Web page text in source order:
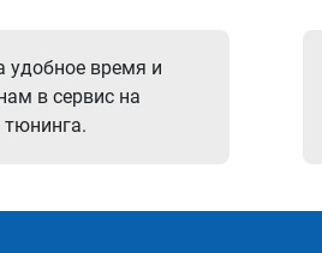
удобное время и
в сервис на
тюнинга.